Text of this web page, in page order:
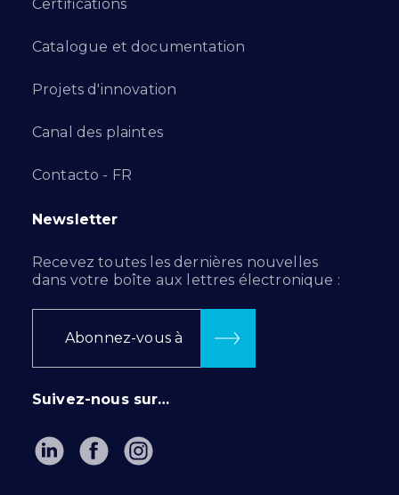
Certifications
Catalogue et documentation
Projets d'innovation
Canal des plaintes
Contacto - FR
Newsletter
Recevez toutes les dernières nouvelles
dans votre boîte aux lettres électronique :
Abonnez-vous à
Suivez-nous sur…